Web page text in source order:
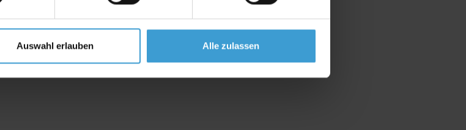
Auswahl erlauben Alle zulassen